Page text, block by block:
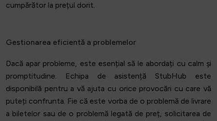
cumpărător la prețul dorit.
Gestionarea eficientă a problemelor
Dacă apar probleme, este esențial să le abordați cu calm și
promptitudine. Echipa de asistență StubHub este
disponibilă pentru a vă ajuta cu orice provocări cu care vă
puteți confrunta. Fie că este vorba de o problemă de livrare
a biletelor sau de o problemă legată de preț, solicitarea de